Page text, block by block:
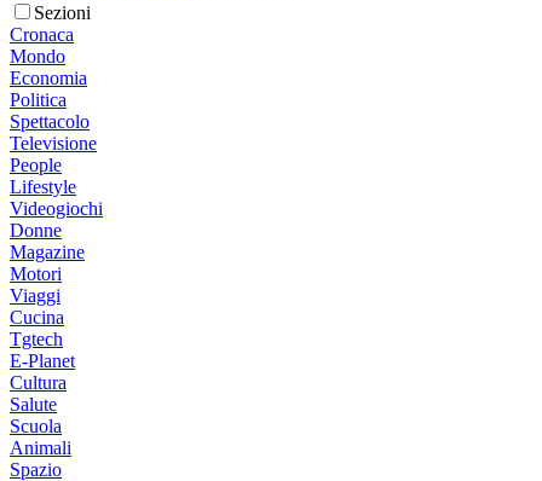
Sezioni
Cronaca
Mondo
Economia
Politica
Spettacolo
Televisione
People
Lifestyle
Videogiochi
Donne
Magazine
Motori
Viaggi
Cucina
Tgtech
E-Planet
Cultura
Salute
Scuola
Animali
Spazio